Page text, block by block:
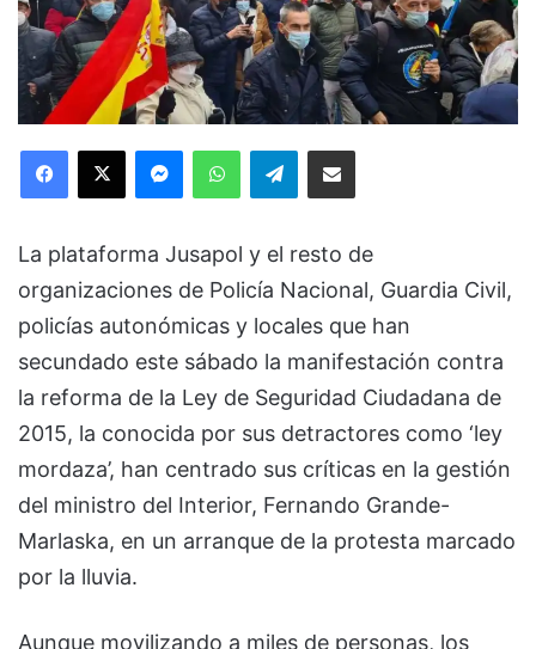
Facebook
X MessengerWhatsAppTelegramCompartir via Email
La plataforma Jusapol y el resto de
organizaciones de Policía Nacional, Guardia Civil,
policías autonómicas y locales que han
secundado este sábado la manifestación contra
la reforma de la Ley de Seguridad Ciudadana de
2015, la conocida por sus detractores como ‘ley
mordaza’, han centrado sus críticas en la gestión
del ministro del Interior, Fernando Grande-
Marlaska, en un arranque de la protesta marcado
por la lluvia.
Aunque movilizando a miles de personas, los